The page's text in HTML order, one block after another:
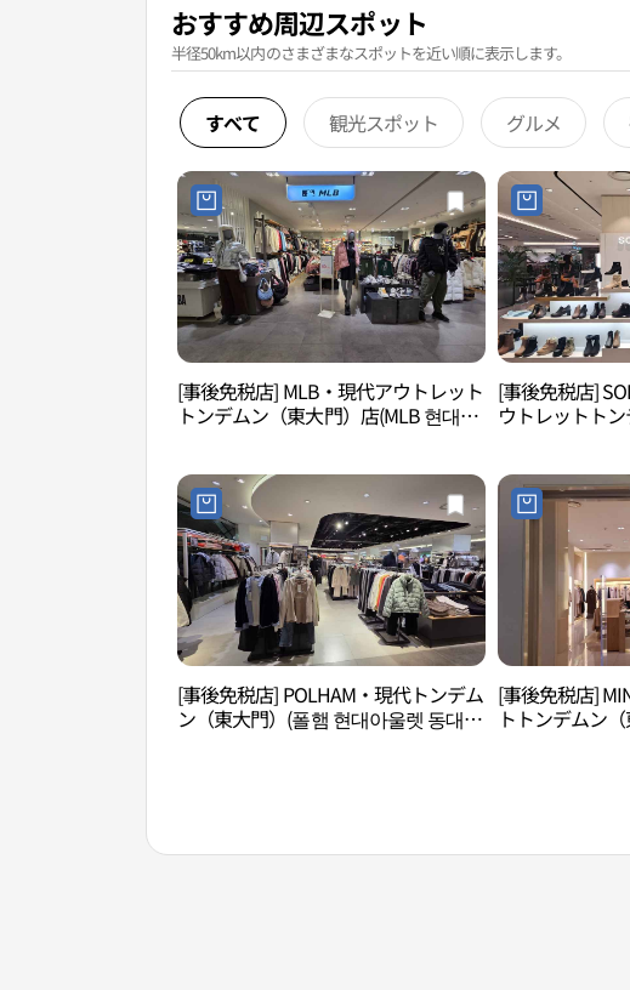
おすすめ周辺スポット
半径50km以内のさまざまなスポットを近い順に表示します。
すべて 観光スポット グルメ
[事後免税店] MLB・現代アウトレット
トンデムン（東大門）店(MLB 현대아
[事後免税店]
ウトレットト
[事後免税店] POLHAM・現代トンデム
ン（東大門）(폴햄 현대아울렛 동대문
[事後免税店]
トトンデムン